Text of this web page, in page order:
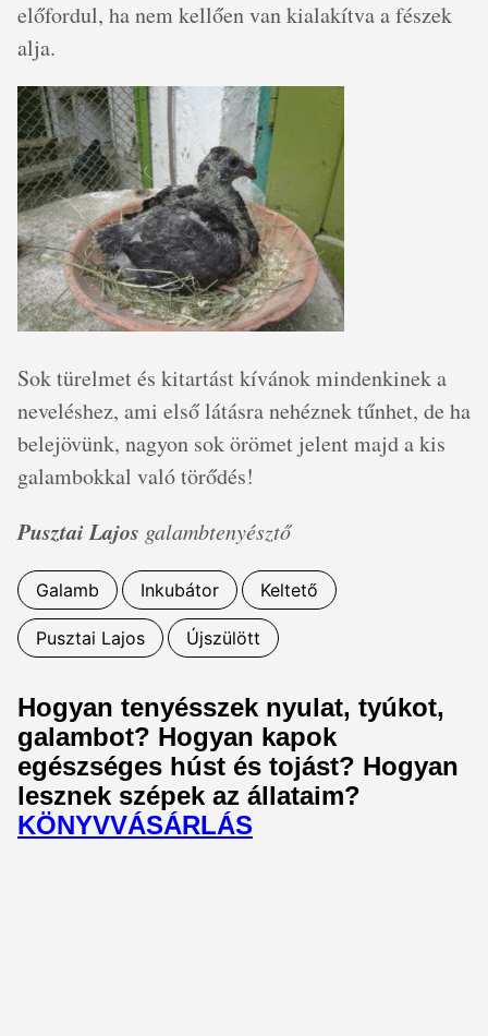
előfordul, ha nem kellően van kialakítva a fészek
alja.
Sok türelmet és kitartást kívánok mindenkinek a
neveléshez, ami első látásra nehéznek tűnhet, de ha
belejövünk, nagyon sok örömet jelent majd a kis
galambokkal való törődés!
Pusztai Lajos galambtenyésztő
Galamb Inkubátor Keltető
Pusztai Lajos Újszülött
Hogyan tenyésszek nyulat, tyúkot,
galambot? Hogyan kapok
egészséges húst és tojást? Hogyan
lesznek szépek az állataim?
KÖNYVVÁSÁRLÁS